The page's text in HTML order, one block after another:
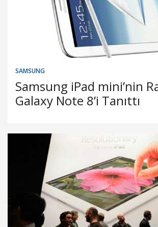
SAMSUNG
Samsung iPad mini’nin
Galaxy Note 8’i Tanıttı